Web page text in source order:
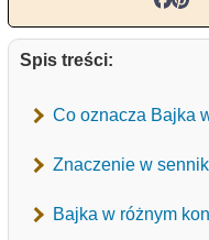
Spis treści:
Co oznacza Bajka
Znaczenie w
Bajka w różnym